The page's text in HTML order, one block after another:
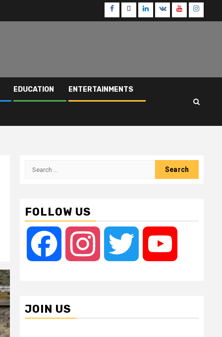
Facebook
TwitterLinkedin
VK Youtube
EDUCATION ENTERTAINMENTS
Search
FOLLOW US
Facebook Instagram Twitter
JOIN US